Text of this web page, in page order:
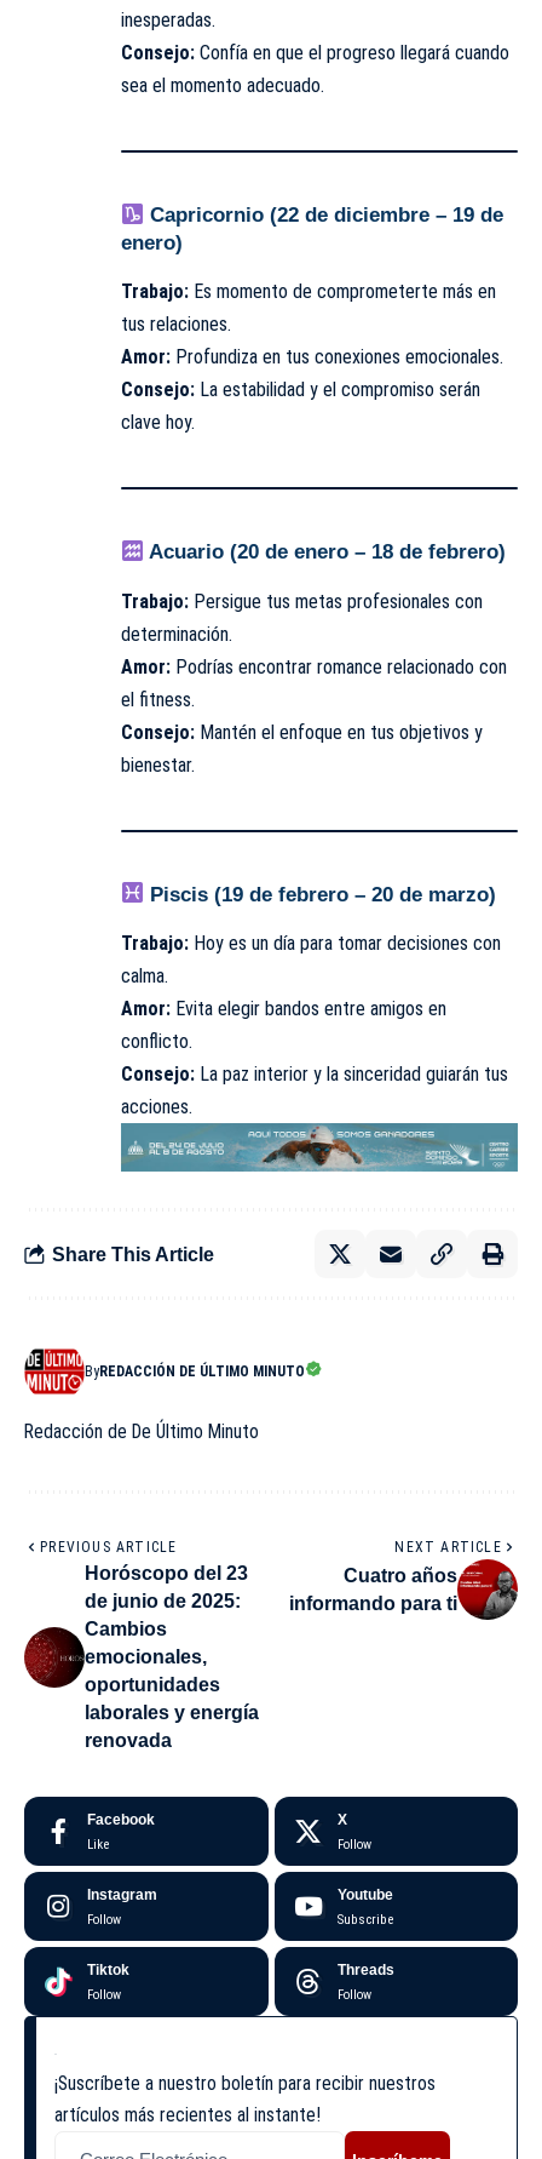
inesperadas.
Consejo: Confía en que el progreso llegará cuando
sea el momento adecuado.
Capricornio (22 de diciembre – 19 de
enero)
Trabajo: Es momento de comprometerte más en
tus relaciones.
Amor: Profundiza en tus conexiones emocionales.
Consejo: La estabilidad y el compromiso serán
clave hoy.
Acuario (20 de enero – 18 de febrero)
Trabajo: Persigue tus metas profesionales con
determinación.
Amor: Podrías encontrar romance relacionado con
el fitness.
Consejo: Mantén el enfoque en tus objetivos y
bienestar.
Piscis (19 de febrero – 20 de marzo)
Trabajo: Hoy es un día para tomar decisiones con
calma.
Amor: Evita elegir bandos entre amigos en
conflicto.
Consejo: La paz interior y la sinceridad guiarán tus
acciones.
Share This Article
ByREDACCIÓN DE ÚLTIMO MINUTO
Redacción de De Último Minuto
PREVIOUS ARTICLE
Horóscopo del 23
de junio de 2025:
Cambios
emocionales,
oportunidades
laborales y energía
renovada
NEXT ARTICLE
Cuatro años
informando para ti
Facebook
Like
X
Follow
Instagram
Follow
Youtube
Subscribe
Tiktok
Follow
Threads
Follow
¡Suscríbete a nuestro boletín para recibir nuestros
artículos más recientes al instante!